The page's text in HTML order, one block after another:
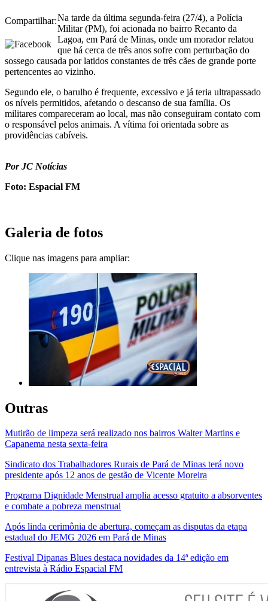
Compartilhar:Na tarde da última segunda-feira (27/4), a Polícia
Militar (PM), foi acionada no bairro Recanto da
Lagoa, em Pará de Minas, onde um morador relatou
que há cerca de três anos sofre com perturbação do
sossego causada por latidos constantes de três cães de grande porte
pertencentes ao vizinho.
Segundo ele, o barulho é frequente, excessivo e já teria ultrapassado
os níveis permitidos, afetando o descanso de sua família. Os
militares compareceram ao local, mas não conseguiram contato com
o responsável pelos animais. A vítima foi orientada sobre as
providências cabíveis.
Por JC Notícias
Foto: Espacial FM
Galeria de fotos
Clique nas imagens para ampliar:
Outras
Mutirão de limpeza será realizado nos bairros Walter Martins e
Capanema nesta sexta-feira
Sindicato dos Trabalhadores Rurais de Pará de Minas terá novo
presidente após 12 anos de gestão de Vicente Moreira
Programa Dignidade Menstrual amplia acesso gratuito a absorventes
e combate a pobreza menstrual
Após linda cerimônia de abertura, começam as disputas da etapa
estadual do JEMG 2026 em Pará de Minas
Festival Dipanas Blues destaca novidades da 14ª edição em
entrevista à Rádio Espacial FM